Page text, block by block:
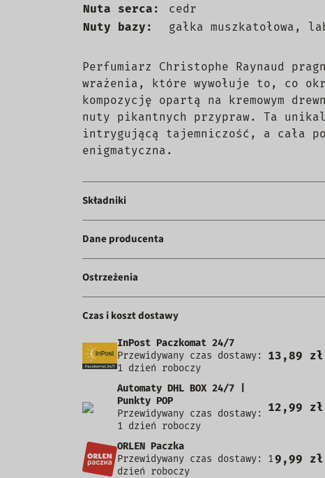
Nuta serca:
cedr
Nuty bazy:
gałka muszkatołowa,
Perfumiarz Christophe Raynaud
wrażenia, które wywołuje to, co
kompozycję opartą na kremowym
nuty pikantnych przypraw. Ta
intrygującą tajemniczość, a cała
enigmatyczna.
Składniki
Dane producenta
Ostrzeżenia
Czas i koszt dostawy
InPost Paczkomat 24/7
Przewidywany czas dostawy:
1 dzień roboczy
13,89 zł
Automaty DHL BOX 24/7 |
Punkty POP
Przewidywany czas dostawy:
1 dzień roboczy
12,99 zł
ORLEN Paczka
Przewidywany czas dostawy: 1
dzień roboczy
9,99 zł